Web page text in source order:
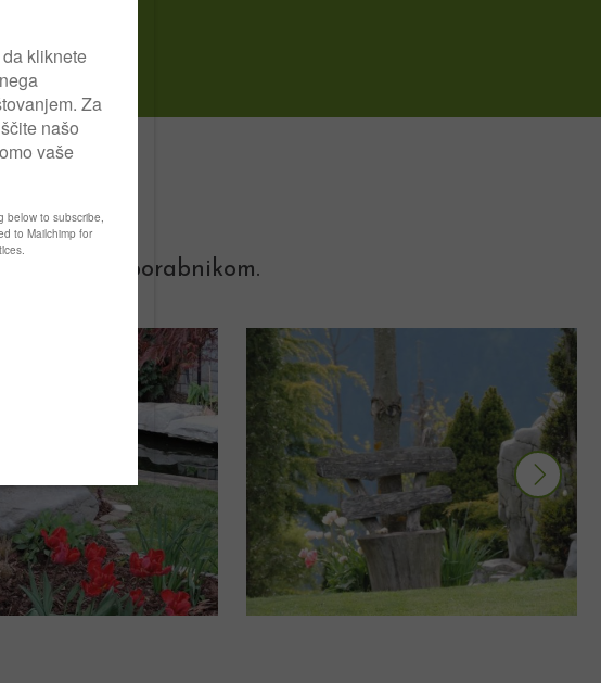
drugim uporabnikom.